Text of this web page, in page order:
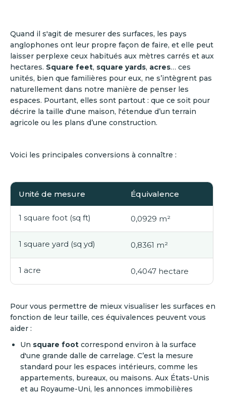
Quand il s'agit de mesurer des surfaces, les pays
anglophones ont leur propre façon de faire, et elle peut
laisser perplexe ceux habitués aux mètres carrés et aux
hectares. Square feet, square yards, acres… ces
unités, bien que familières pour eux, ne s’intègrent pas
naturellement dans notre manière de penser les
espaces. Pourtant, elles sont partout : que ce soit pour
décrire la taille d'une maison, l'étendue d’un terrain
agricole ou les plans d’une construction.
Voici les principales conversions à connaître :
Unité de mesure Équivalence
1 square foot (sq ft) 0,0929 m²
1 square yard (sq yd) 0,8361 m²
1 acre 0,4047 hectare
Pour vous permettre de mieux visualiser les surfaces en
fonction de leur taille, ces équivalences peuvent vous
aider :
Un square foot correspond environ à la surface
d'une grande dalle de carrelage. C’est la mesure
standard pour les espaces intérieurs, comme les
appartements, bureaux, ou maisons. Aux États-Unis
et au Royaume-Uni, les annonces immobilières